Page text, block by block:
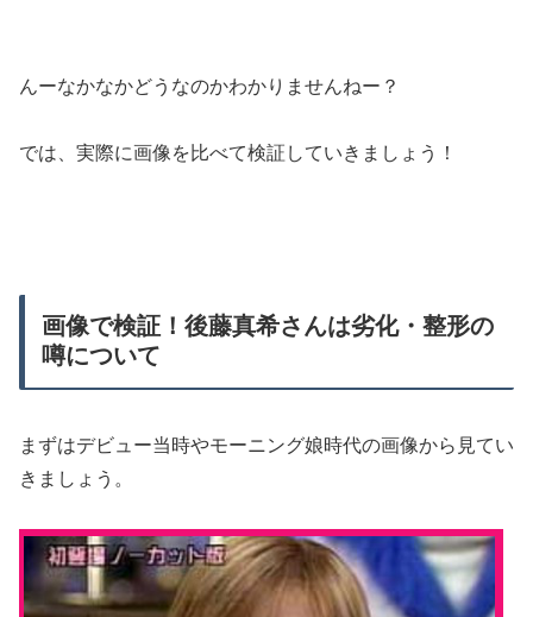
んーなかなかどうなのかわかりませんねー？
では、実際に画像を比べて検証していきましょう！
画像で検証！後藤真希さんは劣化・整形の
噂について
まずはデビュー当時やモーニング娘時代の画像から見てい
きましょう。